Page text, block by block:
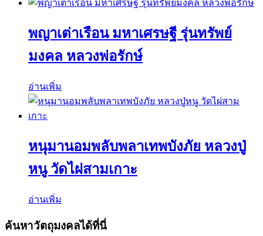
พญาเต่าเรือน มหาเศรษฐี รุ่นทรัพย์
มงคล หลวงพ่อรักษ์
อ่านเพิ่ม
หนุมานอมพลับพลาเทพบังภัย หลวงปู่
หนู วัดไผ่สามเกาะ
อ่านเพิ่ม
ค้นหาวัตถุมงคลได้ที่นี่